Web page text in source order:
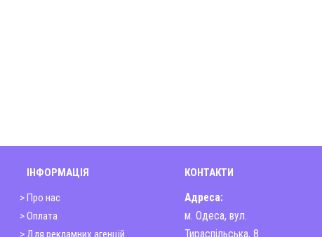
ІНФОРМАЦІЯ
> Про нас
> Оплата
> Для рекламних агенцій
КОНТАКТИ
Адреса:
м. Одеса, вул.
Тираспільська, 8